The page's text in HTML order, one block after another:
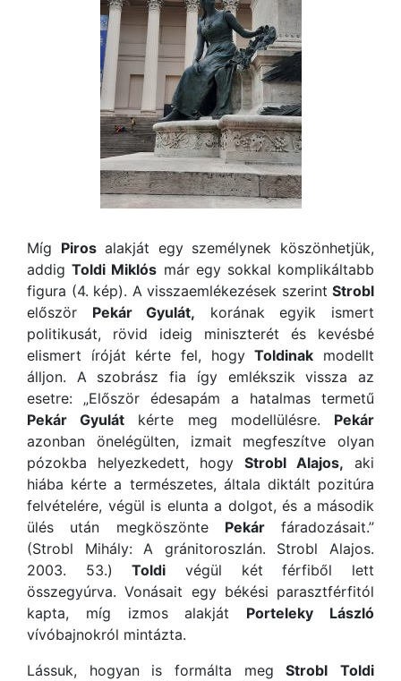
Míg Pirosalakját egy személynek köszönhetjük,
addigToldi Miklós már egy sokkal komplikáltabb
figura (4. kép). A visszaemlékezések szerint Strobl
először Pekár Gyulát, korának egyik ismert
politikusát, rövid ideig miniszterét és kevésbé
elismert íróját kérte fel, hogyToldinak modellt
álljon. A szobrász fia így emlékszik vissza az
esetre: „Először édesapám a hatalmas termetű
Pekár Gyulát kérte meg modellülésre. Pekár
azonban önelégülten, izmait megfeszítve olyan
pózokba helyezkedett, hogy Strobl Alajos, aki
hiába kérte a természetes, általa diktált pozitúra
felvételére, végül is elunta a dolgot, és a második
ülés után megköszönte Pekárfáradozásait.”
(Strobl Mihály: A gránitoroszlán. Strobl Alajos.
2003. 53.)Toldi végül két férfiből lett
összegyúrva. Vonásait egy békési parasztférfitól
kapta, míg izmos alakját Porteleky László
vívóbajnokról mintázta.
Lássuk, hogyan is formálta megStrobl
Toldi